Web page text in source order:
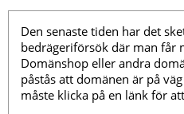
Den senaste tiden har det
bedrägeriförsök där man får
Domänshop eller andra
påstås att domänen är på
måste klicka på en länk för